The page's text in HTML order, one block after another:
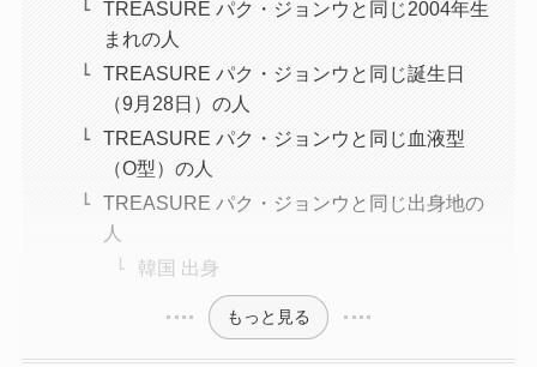
TREASURE パク・ジョンウと同じ2004年生
まれの人
TREASURE パク・ジョンウと同じ誕生日
（9月28日）の人
TREASURE パク・ジョンウと同じ血液型
（O型）の人
TREASURE パク・ジョンウと同じ出身地の
人
韓国 出身
もっと見る